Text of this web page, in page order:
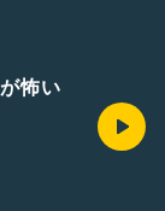
怖い